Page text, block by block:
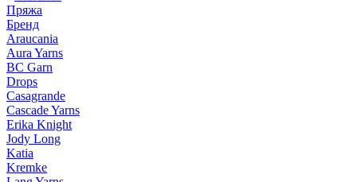
Пряжа
Бренд
Araucania
Aura Yarns
BC Garn
Drops
Casagrande
Cascade Yarns
Erika Knight
Jody Long
Katia
Kremke